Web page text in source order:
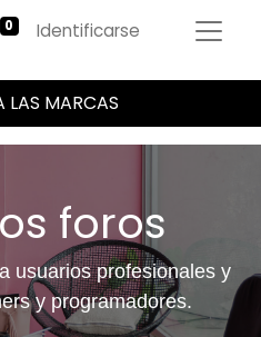
Identificarse
LAS MARCAS
foros
usuarios profesionales y
y programadores.